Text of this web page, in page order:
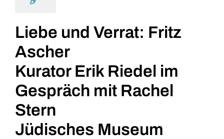
Liebe und Verrat: Fritz
Ascher
Kurator Erik Riedel im
Gespräch mit Rachel
Stern
Jüdisches Museum